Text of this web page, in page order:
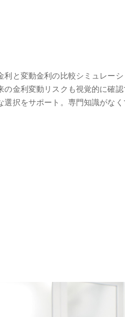
と変動金利の比較シミュレーシ
金利変動リスクも視覚的に確認
選択をサポート。専門知識がな